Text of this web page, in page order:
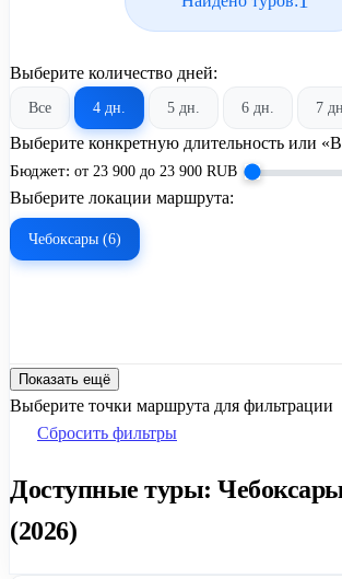
Выберите количество дней:
Все 4 дн. 5 дн. 6 дн. 7 дн.
Выберите конкретную длительность или
Бюджет: от 23 900 до 23 900 RUB
Выберите локации маршрута:
Чебоксары (6)
Показать ещё
Выберите точки маршрута для фильтрации
Сбросить фильтры
Доступные туры:
(2026)